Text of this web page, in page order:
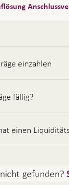
einzahlen
fällig?
einen
gefunden?